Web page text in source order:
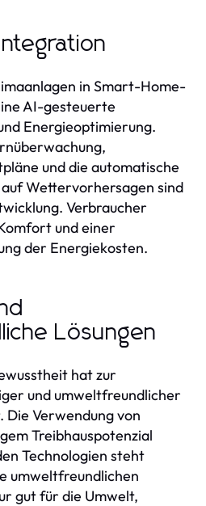
in Smart-Home-
AI-gesteuerte
Energieoptimierung.
und die automatische
Wettervorhersagen sind
Verbraucher
und einer
der Energiekosten.
Lösungen
hat zur
und umweltfreundlicher
Verwendung von
Treibhauspotenzial
Technologien steht
umweltfreundlichen
gut für die Umwelt,